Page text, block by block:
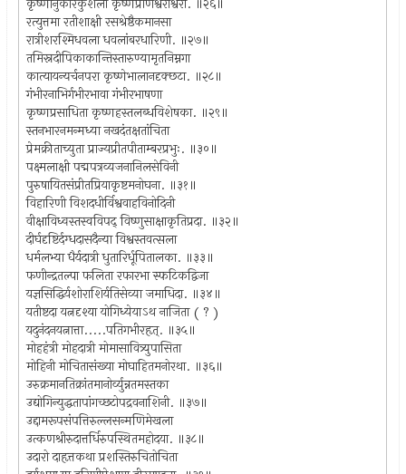
रत्युत्तमा रतीशाक्षी रसश्रेष्ठैकमानसा
रात्रीशरश्मिधवला धवलांबरधारिणी. ॥२७॥
तमिस्नदीपिकाकान्तिस्तारुण्यामृतनिम्नगा
कात्यायन्यर्चनपरा कृष्णेभालानदृक्छटा. ॥२८॥
गंभीरनाभिर्गभीरभावा गंभीरभाषणा
कृष्णप्रसाधिता कृष्णहस्तलब्धविशेषका. ॥२९॥
स्तनभारनमन्मध्या नखदंतक्षतांचिता
प्रेमक्रीताच्युता प्राज्यप्रीतपीताम्बरप्रभुः. ॥३०॥
पक्ष्मलाक्षी पद्मपत्रव्यजनानिलसेविनी
पुरुषायितसंप्रीतप्रियाकृष्टमनोघना. ॥३१॥
विहारिणी विशदधीर्विश्ववाहविनोदिनी
वीक्षाविध्वस्तस्वविपद् विष्णुसाक्षाकृतिप्रदा. ॥३२॥
दीर्घदृष्टिर्दग्धदासदैन्या विश्वस्तवत्सला
धर्मलभ्या धैर्यदात्री धुतारिर्धूपितालका. ॥३३॥
फणीन्द्रतल्पा फलिता रफारभा स्फटिकद्विजा
यज्ञसिद्धिर्यशोराशिर्यतिसेव्या जमाधिदा. ॥३४॥
यतीष्टदा यत्नदृश्या योगिध्येयाऽथ नाजिता ( ? )
यदुनंदनयत्नात्ता.....पतिगभीरहृत्. ॥३५॥
मोहहंत्री मोहदात्री मोमासावित्र्युपासिता
मोहिनी मोचितासंख्या मोघाहितमनोरथा. ॥३६॥
उरुक्रमानतिक्रांतमानोर्व्युन्नतमस्तका
उद्योगिन्युद्धतापांगच्छटोपद्रवनाशिनी. ॥३७॥
उद्दामरूपसंपत्तिरुल्लसन्मणिमेखला
उत्कणश्रीरुदात्तर्धिरुपस्थितमहोदया. ॥३८॥
उदारो दाहृत्तकथा प्रशस्तिरुचितोचिता